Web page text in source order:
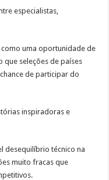
especialistas,
uma oportunidade de
seleções de países
de participar do
inspiradoras e
desequilíbrio técnico na
muito fracas que